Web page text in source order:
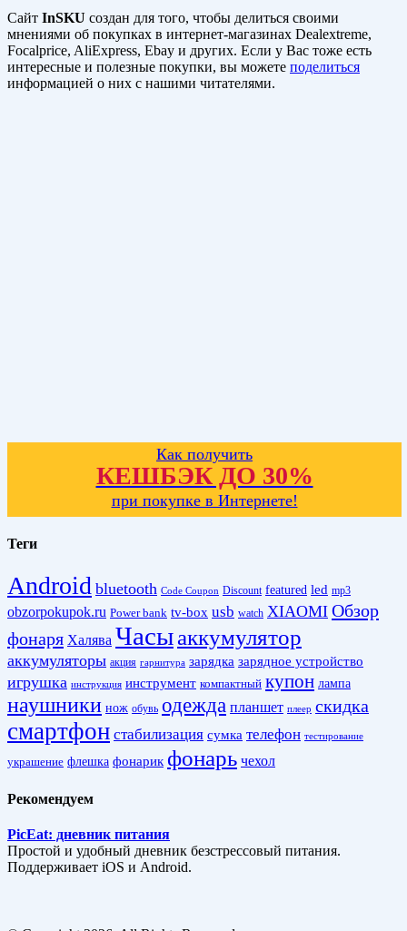
Сайт InSKU создан для того, чтобы делиться своими
мнениями об покупках в интернет-магазинах Dealextreme,
Focalprice, AliExpress, Ebay и других. Если у Вас тоже есть
интересные и полезные покупки, вы можете поделиться
информацией о них с нашими читателями.
Как получить
КЕШБЭК ДО 30%
при покупке в Интернете!
Теги
Android bluetooth Code Coupon Discount featured led mp3
obzorpokupok.ru Power bank tv-box usb watch XIAOMI Обзор
фонаря Халява Часыаккумулятор
аккумуляторы акция гарнитура зарядка зарядное устройство
игрушка инструкция инструмент компактный купон лампа
наушники нож обувь одежда планшет плеер скидка
смартфон стабилизация сумка телефон тестирование
украшение флешка фонарик фонарь чехол
Рекомендуем
PicEat: дневник питания
Простой и удобный дневник безстрессовый питания.
Поддерживает iOS и Android.